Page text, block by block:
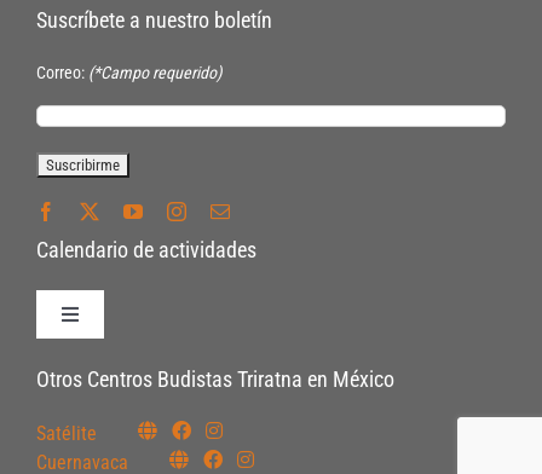
Suscríbete a nuestro boletín
Correo: (*Campo requerido)
Calendario de actividades
Toggle
Políticas de Inscripción
Políticas Internas
Otros Centros Budistas Triratna en México
Satélite
Cuernavaca